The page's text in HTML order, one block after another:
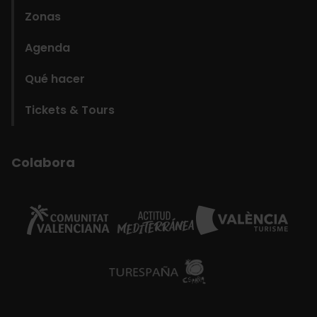
Zonas
Agenda
Qué hacer
Tickets & Tours
Colabora